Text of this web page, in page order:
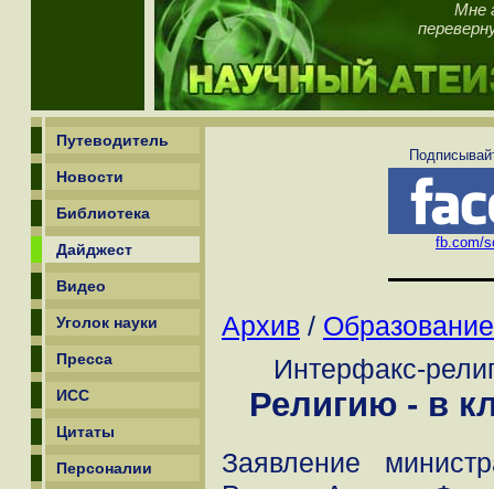
Мне
Путеводитель
Новости
Библиотека
Дайджест
Видео
Уголок науки
Пресса
ИСС
Цитаты
Персоналии
fb.com/
Архив / Образование
Интерфакс-
Религию - в
Заявление